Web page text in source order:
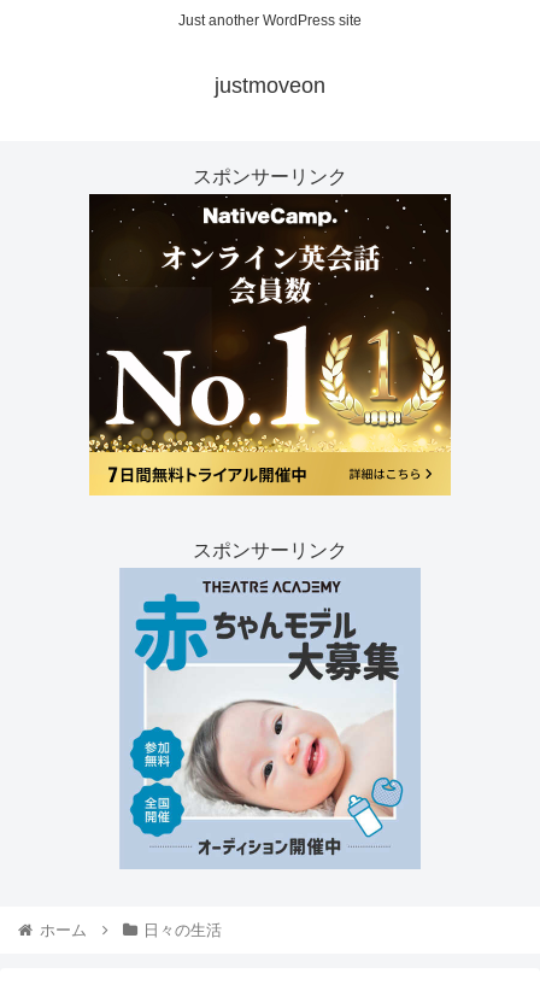
Just another WordPress site
justmoveon
スポンサーリンク
スポンサーリンク
ホーム 日々の生活